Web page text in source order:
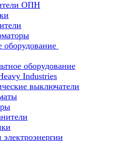
ОПН
оборудование
оборудование
Industries
выключатели